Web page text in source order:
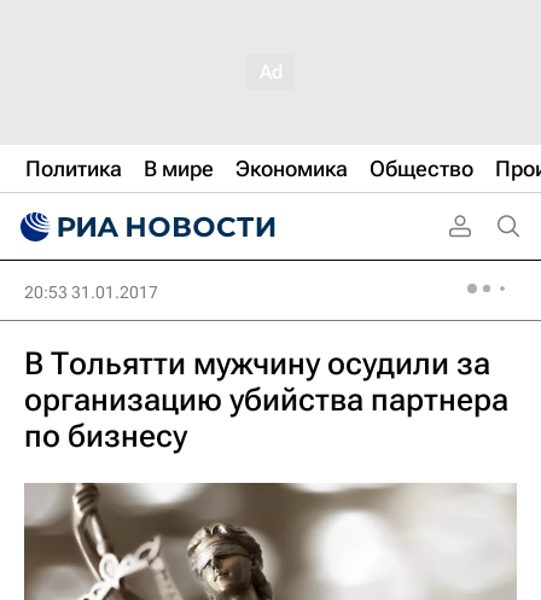
Политика В мире Экономика Общество
20:53 31.01.2017
В Тольятти мужчину осудили за
организацию убийства партнера
по бизнесу